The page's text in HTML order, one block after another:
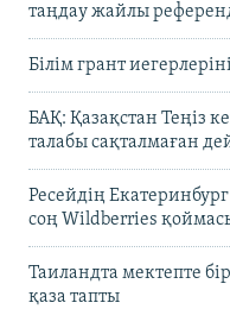
таңдау жайлы
Білім грант
БАҚ: Қазақстан Теңіз
талабы сақталмаған
Ресейдің
соң Wildberries
Таиландта мектепте
қаза тапты